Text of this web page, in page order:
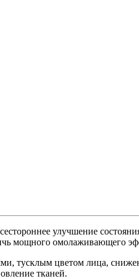
улучшение
мощного омолаживающего
тусклым цветом лица,
тканей.